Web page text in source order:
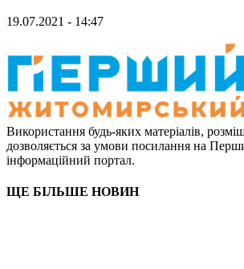
19.07.2021 - 14:47
Використання будь-яких матеріалів,
дозволяється за умови посилання на
інформаційний портал.
ЩЕ БІЛЬШЕ НОВИН